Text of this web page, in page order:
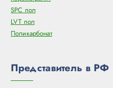
SPC пол
LVT пол
Поликарбонат
Представитель в РФ